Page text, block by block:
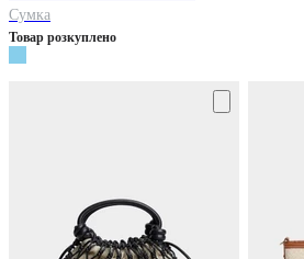
Сумка
Товар розкуплено